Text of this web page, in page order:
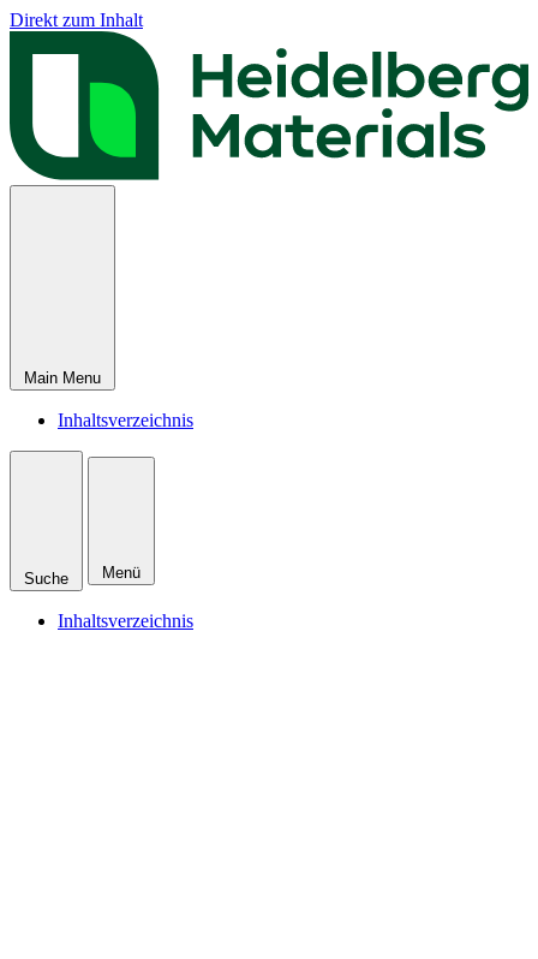
Direkt zum Inhalt
Main Menu
Inhaltsverzeichnis
Suche Menü
Inhaltsverzeichnis